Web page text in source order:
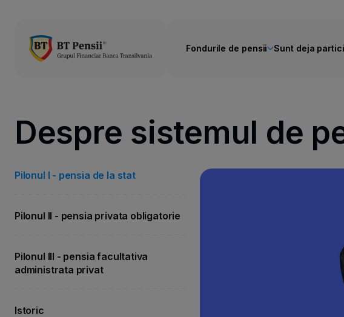
Fondurile de pensii Sunt deja
Despre sistemul de
Pilonul I - pensia de la stat
Pilonul II - pensia privata obligatorie
Pilonul III - pensia facultativa
administrata privat
Istoric